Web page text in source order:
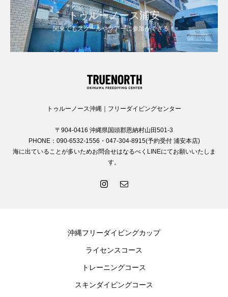
トゥルーノース浦安
関東でもスクールやツアーに参加ができる！
トゥルーノース沖縄｜フリーダイビングセンター
〒904-0416 沖縄県国頭郡恩納村山田501-3
PHONE：090-6532-1556・047-304-8915(予約受付 浦安本店)
海に出ていることが多いためお問合せはなるべくLINEにてお願いいたしま
す。
沖縄フリーダイビングカップ
ライセンスコース
トレーニングコース
スキンダイビングコース